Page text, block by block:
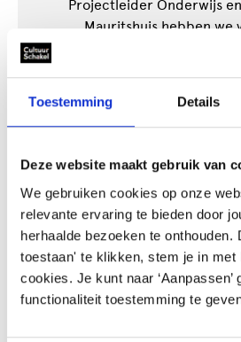
Toestemming Details
Deze website maakt gebruik van
We gebruiken cookies op onze
relevante ervaring te bieden door
herhaalde bezoeken te onthouden.
toestaan' te klikken, stem je in met
cookies. Je kunt naar ‘Aanpassen’
functionaliteit toestemming te
Projectleider Onderwijs
Mauritshuis hebben we
digitaliseringsproject van
Ook de Design Thinking-
Lees meer>>
Whitepaper
succesvol inzetten bij
cultuureducatie
Zet een belangrijke stap in de
van jouw eigen aanbod en
overzichtelijke whitepaper in de